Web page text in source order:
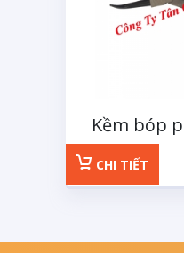
Kềm bóp
125mm
CHI TIẾT